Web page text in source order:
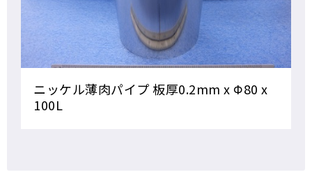
ニッケル薄肉パイプ 板厚0.2mm x Φ80 x
100L